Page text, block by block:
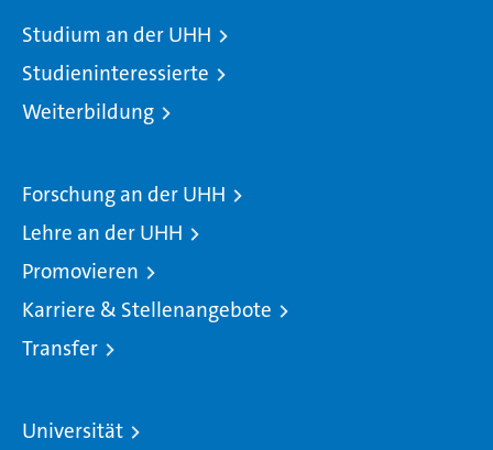
Studium an der UHH
Studieninteressierte
Weiterbildung
Forschung an der UHH
Lehre an der UHH
Promovieren
Karriere & Stellenangebote
Transfer
Universität